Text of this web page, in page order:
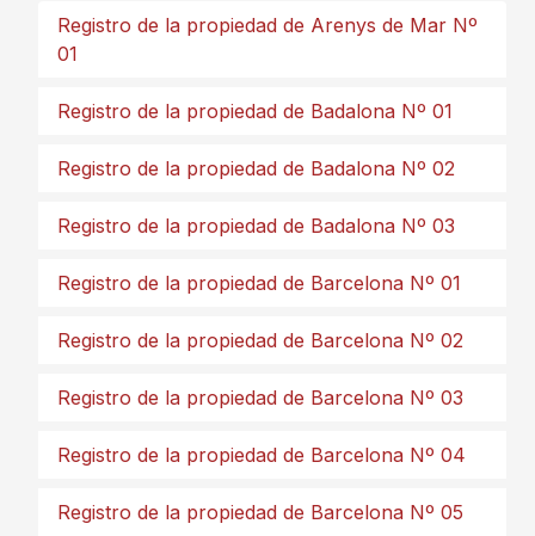
Registro de la propiedad de Arenys de Mar Nº
01
Registro de la propiedad de Badalona Nº 01
Registro de la propiedad de Badalona Nº 02
Registro de la propiedad de Badalona Nº 03
Registro de la propiedad de Barcelona Nº 01
Registro de la propiedad de Barcelona Nº 02
Registro de la propiedad de Barcelona Nº 03
Registro de la propiedad de Barcelona Nº 04
Registro de la propiedad de Barcelona Nº 05